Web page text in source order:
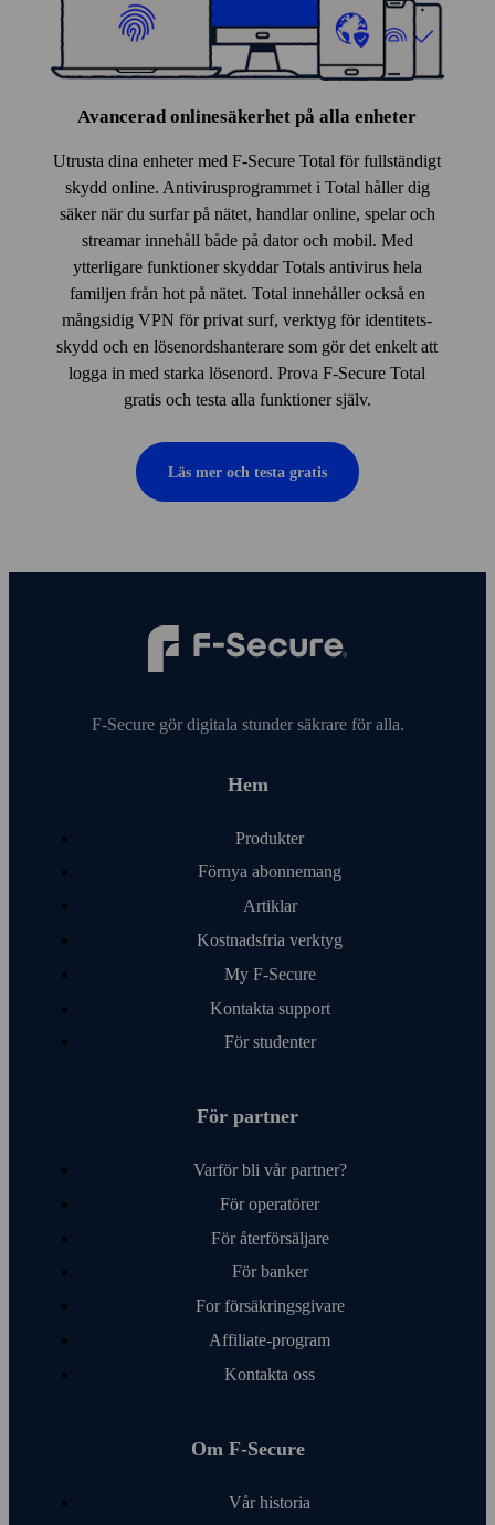
Avancerad online­säkerhet på alla enheter
Utrusta dina enheter med F‑Secure Total för fullständigt
skydd online. Anti­virus­programmet i Total håller dig
säker när du surfar på nätet, handlar online, spelar och
streamar innehåll både på dator och mobil. Med
ytterligare funktioner skyddar Totals anti­virus hela
familjen från hot på nätet. Total innehåller också en
mångsidig VPN för privat surf, verktyg för identitets­
skydd och en lösenords­hanterare som gör det enkelt att
logga in med starka lösenord. Prova F‑Secure Total
gratis och testa alla funktioner själv.
Läs mer och testa gratis
F‑Secure gör digitala stunder säkrare för alla.
Hem
Produkter
Förnya abonnemang
Artiklar
Kostnads­fria verktyg
My F‑Secure
Kontakta support
För studenter
För partner
Varför bli vår partner?
För operatörer
För åter­försäljare
För banker
For försäkringsgivare
Affiliate-program
Kontakta oss
Om F‑Secure
Vår historia